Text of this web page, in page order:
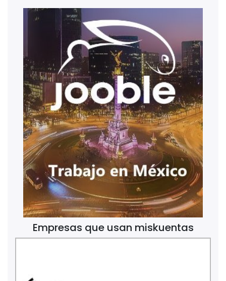
Empresas que usan miskuentas